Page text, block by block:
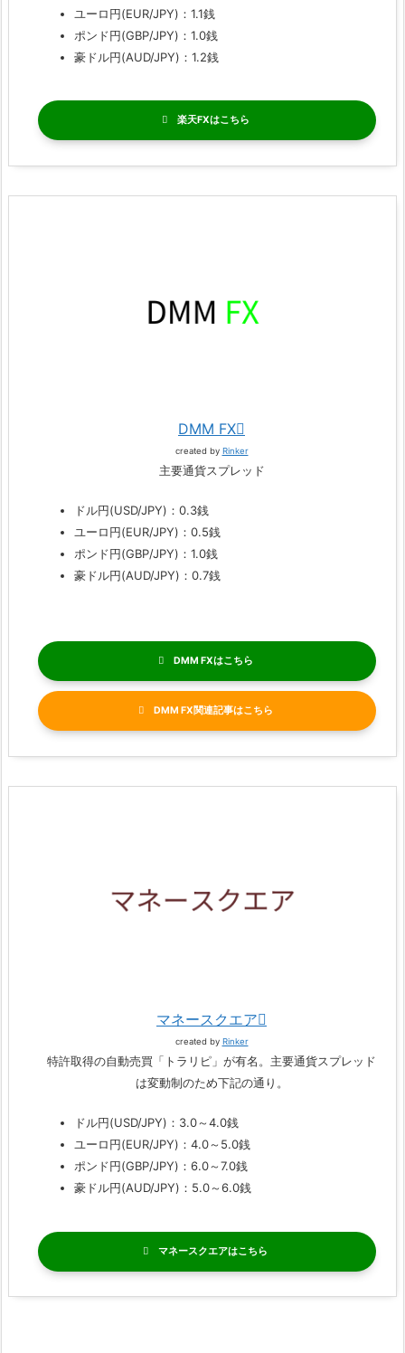
ユーロ円(EUR/JPY)：1.1銭
ポンド円(GBP/JPY)：1.0銭
豪ドル円(AUD/JPY)：1.2銭
楽天FX
DMM FX
created by Rinker
主要通貨スプレッド
ドル円(USD/JPY)：0.3銭
ユーロ円(EUR/JPY)：0.5銭
ポンド円(GBP/JPY)：1.0銭
豪ドル円(AUD/JPY)：0.7銭
DMM FX
DMM FX関連記事
マネースクエア
created by Rinker
特許取得の自動売買「トラリピ」が有名。主要通貨スプレッド
は変動制のため下記の通り。
ドル円(USD/JPY)：3.0～4.0銭
ユーロ円(EUR/JPY)：4.0～5.0銭
ポンド円(GBP/JPY)：6.0～7.0銭
豪ドル円(AUD/JPY)：5.0～6.0銭
マネースクエア